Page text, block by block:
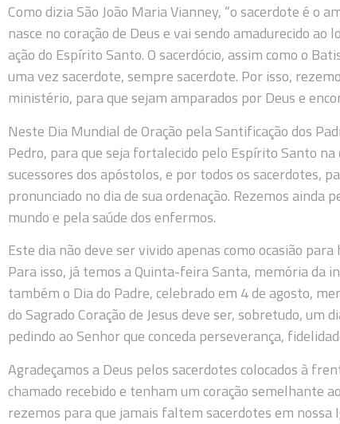
Como dizia São João Maria Vianney, “o sacerdote é o
nasce no coração de Deus e vai sendo amadurecido
ação do Espírito Santo. O sacerdócio, assim como o
uma vez sacerdote, sempre sacerdote. Por isso,
ministério, para que sejam amparados por Deus e
Neste Dia Mundial de Oração pela Santificação dos
Pedro, para que seja fortalecido pelo Espírito Santo na
sucessores dos apóstolos, e por todos os sacerdotes,
pronunciado no dia de sua ordenação. Rezemos ainda
mundo e pela saúde dos enfermos.
Este dia não deve ser vivido apenas como ocasião
Para isso, já temos a Quinta-feira Santa, memória da
também o Dia do Padre, celebrado em 4 de agosto,
do Sagrado Coração de Jesus deve ser, sobretudo, um
pedindo ao Senhor que conceda perseverança,
Agradeçamos a Deus pelos sacerdotes colocados à
chamado recebido e tenham um coração semelhante
rezemos para que jamais faltem sacerdotes em nossa